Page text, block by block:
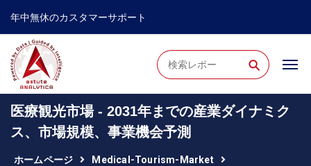
年中無休のカスタマーサポート
⚲
医療観光市場 - 2031年までの産業ダイナミク
ス、市場規模、事業機会予測
ホームページ
Medical-Tourism-Market